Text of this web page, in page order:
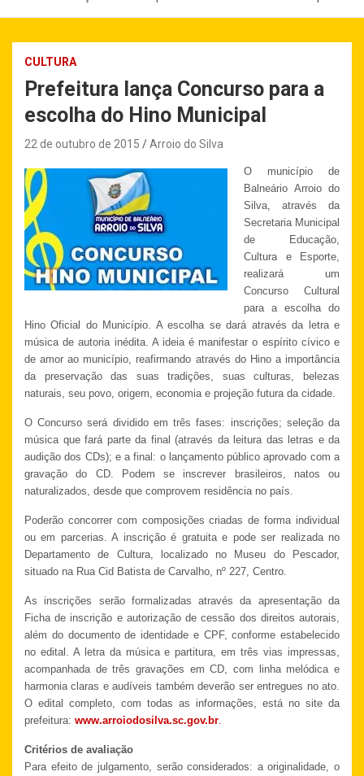
CULTURA
Prefeitura lança Concurso para a
escolha do Hino Municipal
22 de outubro de 2015 Arroio do Silva
O município de
Balneário Arroio do
Silva, através da
Secretaria Municipal
de Educação,
Cultura e Esporte,
realizará um
Concurso Cultural
para a escolha do
Hino Oficial do Município. A escolha se dará através da letra e
música de autoria inédita. A ideia é manifestar o espírito cívico e
de amor ao município, reafirmando através do Hino a importância
da preservação das suas tradições, suas culturas, belezas
naturais, seu povo, origem, economia e projeção futura da cidade.
O Concurso será dividido em três fases: inscrições; seleção da
música que fará parte da final (através da leitura das letras e da
audição dos CDs); e a final: o lançamento público aprovado com a
gravação do CD.
Podem se inscrever brasileiros, natos ou
naturalizados, desde que comprovem residência no país.
Poderão concorrer com composições criadas de forma individual
ou em parcerias. A inscrição é gratuita e pode ser realizada no
Departamento de Cultura, localizado no Museu do Pescador,
situado na Rua Cid Batista de Carvalho, nº 227, Centro.
As inscrições serão formalizadas através da apresentação da
Ficha de inscrição e autorização de cessão dos direitos autorais,
além do documento de identidade e CPF, conforme estabelecido
no edital. A letra da música e partitura, em três vias impressas,
acompanhada de três gravações em CD, com linha melódica e
harmonia claras e audíveis também deverão ser entregues no ato.
O edital completo, com todas as informações, está no site da
prefeitura: www.arroiodosilva.sc.gov.br.
Critérios de avaliação
Para efeito de julgamento, serão considerados: a originalidade, o